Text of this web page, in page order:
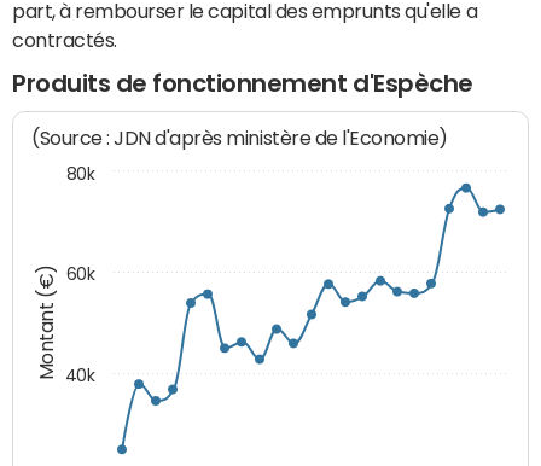
part, à rembourser le capital des emprunts qu'elle a
contractés.
Produits de fonctionnement d'Espèche
Montant (€)
(Source : JDN d'après ministère de l'Economie)
40k
60k
80k